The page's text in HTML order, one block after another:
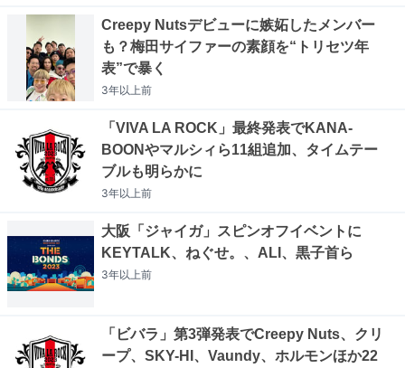
Creepy Nutsデビューに嫉妬したメンバー
も？梅田サイファーの素顔を“トリセツ年
表”で暴く
3年以上前
「VIVA LA ROCK」最終発表でKANA-
BOONやマルシィら11組追加、タイムテー
ブルも明らかに
3年以上前
大阪「ジャイガ」スピンオフイベントに
KEYTALK、ねぐせ。、ALI、黒子首ら
3年以上前
「ビバラ」第3弾発表でCreepy Nuts、クリ
ープ、SKY-HI、Vaundy、ホルモンほか22